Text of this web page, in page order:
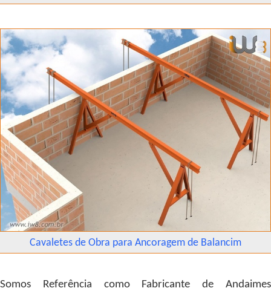
Cavaletes de Obra para Ancoragem de Balancim
Somos Referência como Fabricante de Andaimes